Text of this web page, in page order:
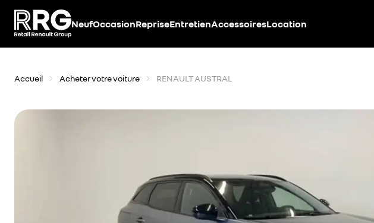
NeufOccasionRepriseEntretienAccessoiresLocation
Accueil Acheter votre voiture RENAULT AUSTRAL